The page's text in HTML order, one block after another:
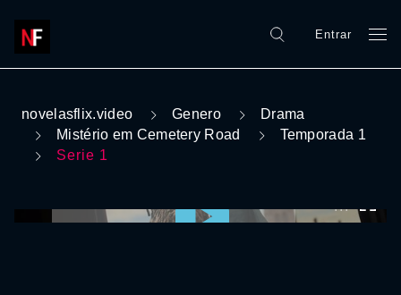
Entrar
novelasflix.video Genero
Drama
Mistério em Cemetery Road
Temporada 1
Serie 1